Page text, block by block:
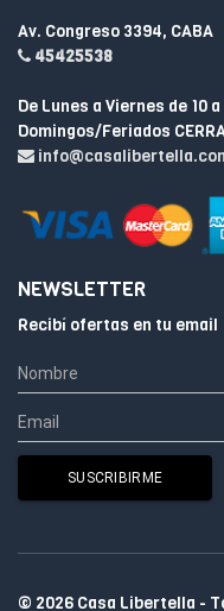
Av. Congreso 3394, CABA
45425538
De Lunes a Viernes de 10
Domingos/Feriados
NEWSLETTER
Recibí ofertas en tu email
© 2026 Casa Libertella -